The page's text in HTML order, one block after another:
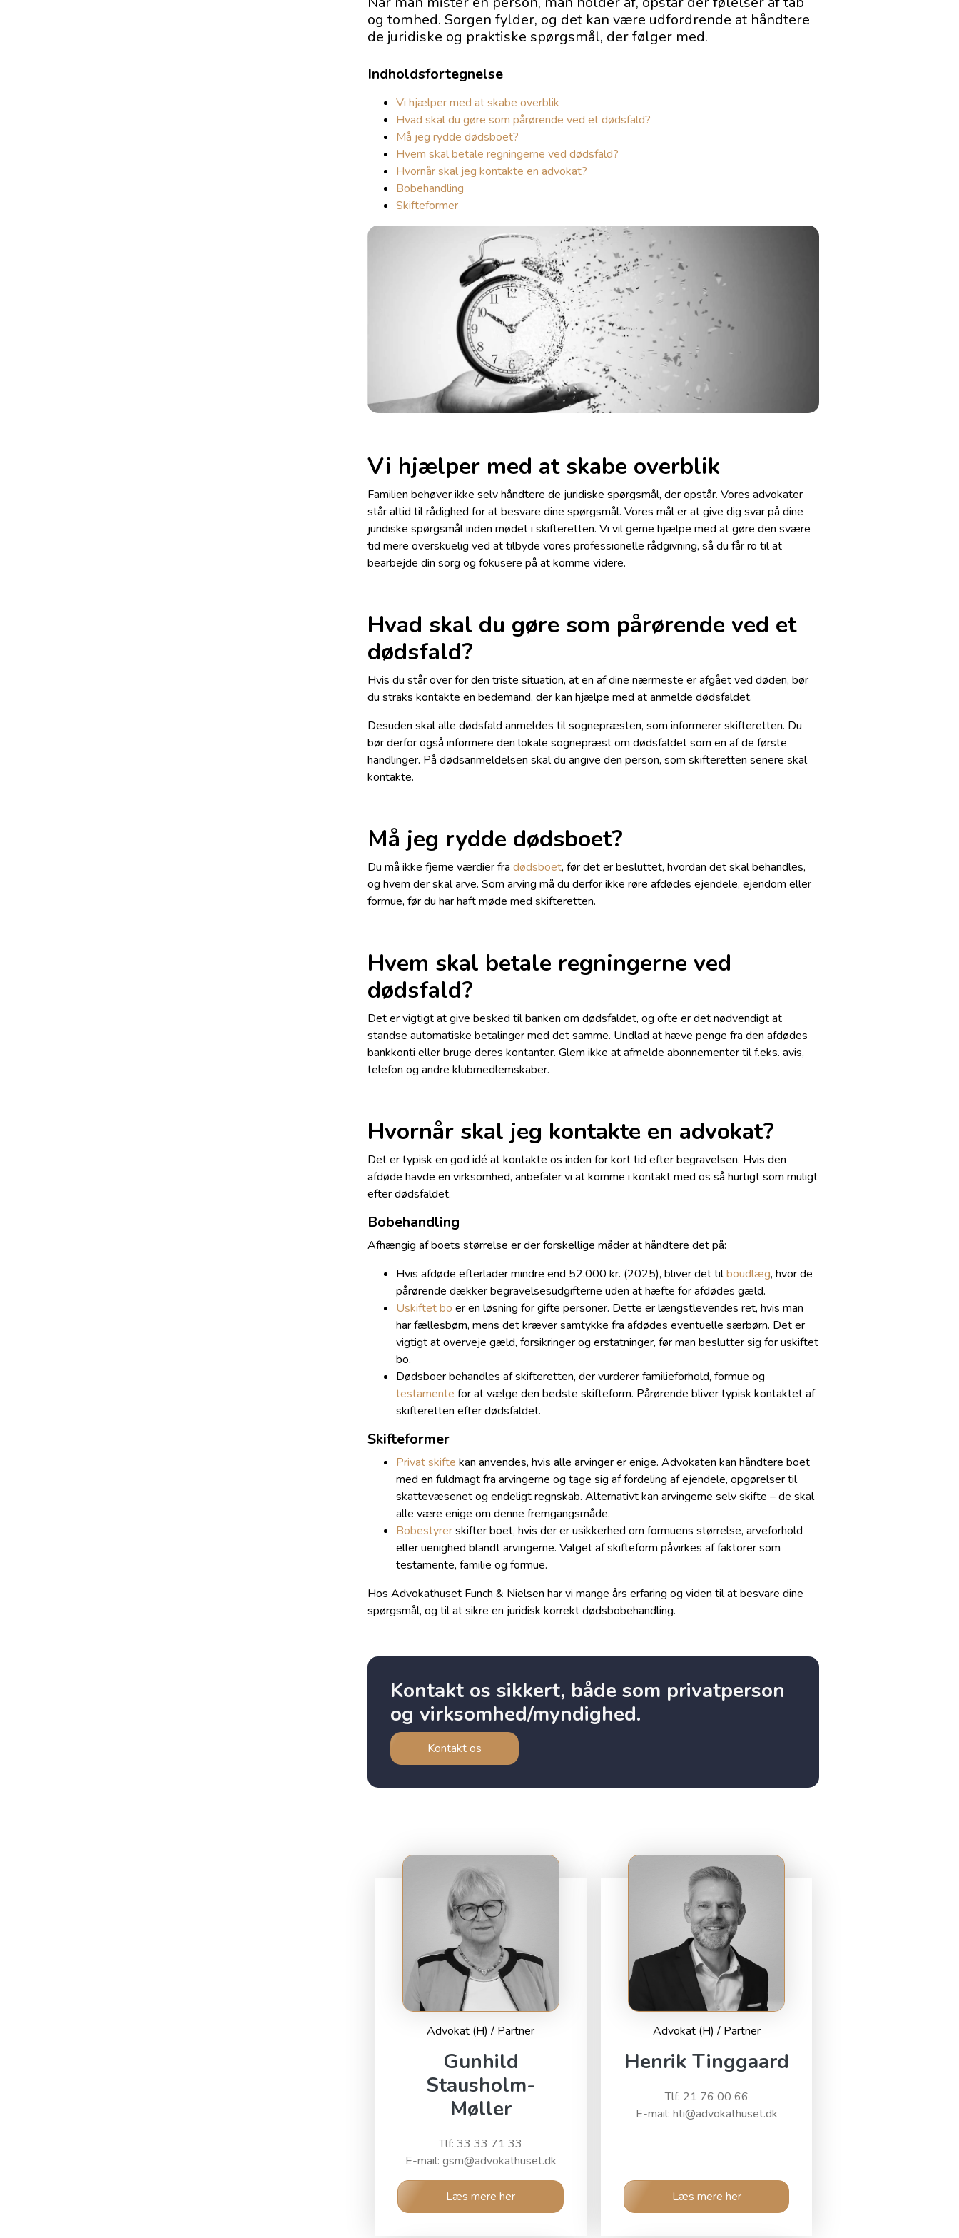
og tomhed. Sorgen fylder, og det kan være udfordrende at håndtere
de juridiske og praktiske spørgsmål, der følger med.
Indholdsfortegnelse
Vi hjælper med at skabe overblik
Hvad skal du gøre som pårørende ved et dødsfald?
Må jeg rydde dødsboet?
Hvem skal betale regningerne ved dødsfald?
Hvornår skal jeg kontakte en advokat?
Bobehandling
Skifteformer
Vi hjælper med at skabe overblik
Familien behøver ikke selv håndtere de juridiske spørgsmål, der opstår. Vores advokater
står altid til rådighed for at besvare dine spørgsmål. Vores mål er at give dig svar på dine
juridiske spørgsmål inden mødet i skifteretten. Vi vil gerne hjælpe med at gøre den svære
tid mere overskuelig ved at tilbyde vores professionelle rådgivning, så du får ro til at
bearbejde din sorg og fokusere på at komme videre.
Hvad skal du gøre som pårørende ved et
dødsfald?
Hvis du står over for den triste situation, at en af dine nærmeste er afgået ved døden, bør
du straks kontakte en bedemand, der kan hjælpe med at anmelde dødsfaldet.
Desuden skal alle dødsfald anmeldes til sognepræsten, som informerer skifteretten. Du
bør derfor også informere den lokale sognepræst om dødsfaldet som en af de første
handlinger. På dødsanmeldelsen skal du angive den person, som skifteretten senere skal
kontakte.
Må jeg rydde dødsboet?
Du må ikke fjerne værdier fradødsboet, før det er besluttet, hvordan det skal behandles,
og hvem der skal arve. Som arving må du derfor ikke røre afdødes ejendele, ejendom eller
formue, før du har haft møde med skifteretten.
Hvem skal betale regningerne ved
dødsfald?
Det er vigtigt at give besked til banken om dødsfaldet, og ofte er det nødvendigt at
standse automatiske betalinger med det samme. Undlad at hæve penge fra den afdødes
bankkonti eller bruge deres kontanter. Glem ikke at afmelde abonnementer til f.eks. avis,
telefon og andre klubmedlemskaber.
Hvornår skal jeg kontakte en advokat?
Det er typisk en god idé at kontakte os inden for kort tid efter begravelsen. Hvis den
afdøde havde en virksomhed, anbefaler vi at komme i kontakt med os så hurtigt som muligt
efter dødsfaldet.
Bobehandling
Afhængig af boets størrelse er der forskellige måder at håndtere det på:
Hvis afdøde efterlader mindre end 52.000 kr. (2025), bliver det tilboudlæg, hvor de
pårørende dækker begravelsesudgifterne uden at hæfte for afdødes gæld.
Uskiftet bo er en løsning for gifte personer. Dette er længstlevendes ret, hvis man
har fællesbørn, mens det kræver samtykke fra afdødes eventuelle særbørn. Det er
vigtigt at overveje gæld, forsikringer og erstatninger, før man beslutter sig for uskiftet
bo.
Dødsboer behandles af skifteretten, der vurderer familieforhold, formue og
testamentefor at vælge den bedste skifteform. Pårørende bliver typisk kontaktet af
skifteretten efter dødsfaldet.
Skifteformer
Privat skifte kan anvendes, hvis alle arvinger er enige. Advokaten kan håndtere boet
med en fuldmagt fra arvingerne og tage sig af fordeling af ejendele, opgørelser til
skattevæsenet og endeligt regnskab. Alternativt kan arvingerne selv skifte – de skal
alle være enige om denne fremgangsmåde.
Bobestyrerskifter boet, hvis der er usikkerhed om formuens størrelse, arveforhold
eller uenighed blandt arvingerne. Valget af skifteform påvirkes af faktorer som
testamente, familie og formue.
Hos Advokathuset Funch & Nielsen har vi mange års erfaring og viden til at besvare dine
spørgsmål, og til at sikre en juridisk korrekt dødsbobehandling.
Kontakt os sikkert, både som privatperson
og virksomhed/myndighed.
Kontakt os
Advokat (H) / Partner
Gunhild
Stausholm-
Møller
Tlf: 33 33 71 33
E-mail: gsm@advokathuset.dk
Læs mere her
Advokat (H) / Partner
Henrik Tinggaard
Tlf: 21 76 00 66
E-mail: hti@advokathuset.dk
Læs mere her